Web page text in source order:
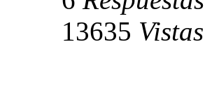
13635 Vistas